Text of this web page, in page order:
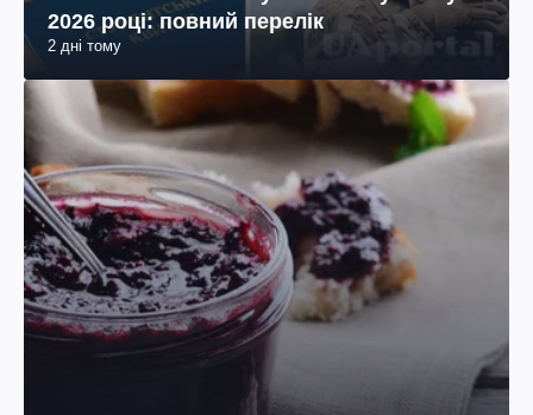
2026 році: повний перелік
2 дні тому